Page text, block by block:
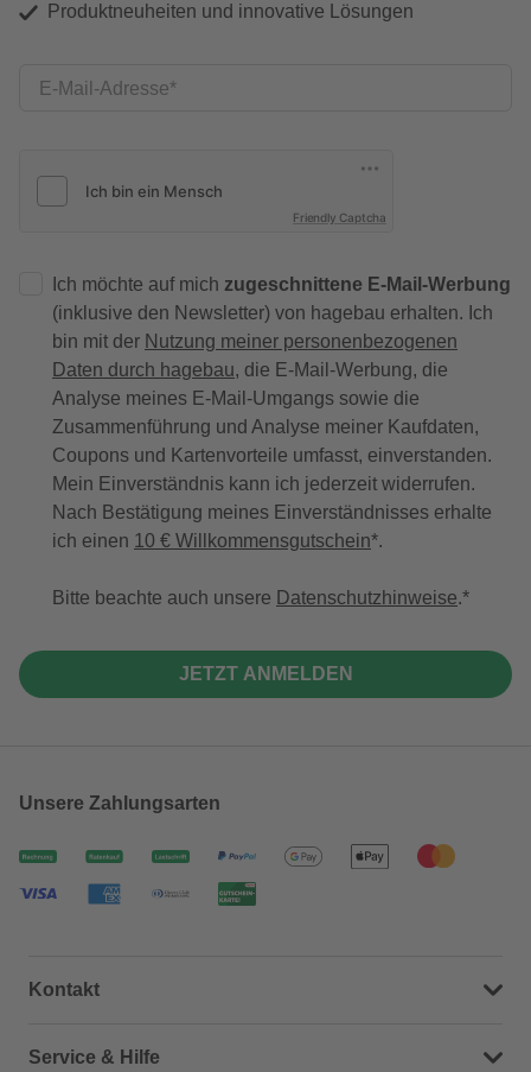
Produktneuheiten und innovative Lösungen
E-Mail-Adresse
Friendly Captcha
Ich möchte auf mich zugeschnittene E-Mail-Werbung
(inklusive den Newsletter) von hagebau erhalten. Ich
bin mit der Nutzung meiner personenbezogenen
Daten durch hagebau, die E-Mail-Werbung, die
Analyse meines E-Mail-Umgangs sowie die
Zusammenführung und Analyse meiner Kaufdaten,
Coupons und Kartenvorteile umfasst, einverstanden.
Mein Einverständnis kann ich jederzeit widerrufen.
Nach Bestätigung meines Einverständnisses erhalte
ich einen 10 € Willkommensgutschein*.
Bitte beachte auch unsere Datenschutzhinweise.
JETZT ANMELDEN
Unsere Zahlungsarten
Kontakt
Dein Kontakt zu uns
Service & Hilfe